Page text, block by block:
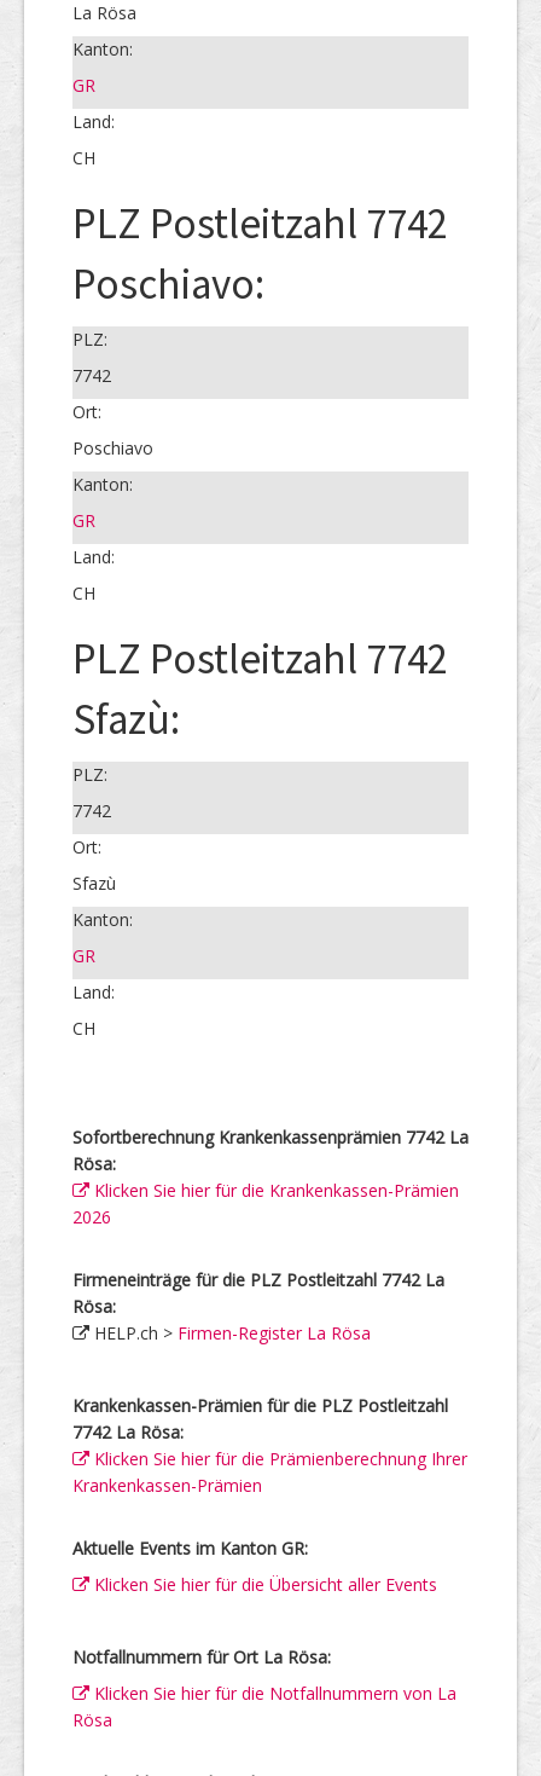
La Rösa
Kanton:
GR
Land:
CH
PLZ Postleitzahl 7742
Poschiavo:
PLZ:
7742
Ort:
Poschiavo
Kanton:
GR
Land:
CH
PLZ Postleitzahl 7742
Sfazù:
PLZ:
7742
Ort:
Sfazù
Kanton:
GR
Land:
CH
Sofortberechnung Krankenkassenprämien 7742 La
Rösa:
Klicken Sie hier für die Krankenkassen-Prämien
2026
Firmeneinträge für die PLZ Postleitzahl 7742 La
Rösa:
HELP.ch > Firmen-Register La Rösa
Krankenkassen-Prämien für die PLZ Postleitzahl
7742 La Rösa:
Klicken Sie hier für die Prämienberechnung Ihrer
Krankenkassen-Prämien
Aktuelle Events im Kanton GR:
Klicken Sie hier für die Übersicht aller Events
Notfallnummern für Ort La Rösa:
Klicken Sie hier für die Notfallnummern von La
Rösa